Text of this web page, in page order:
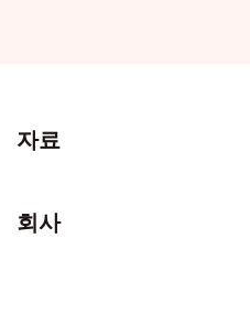
자료
회사